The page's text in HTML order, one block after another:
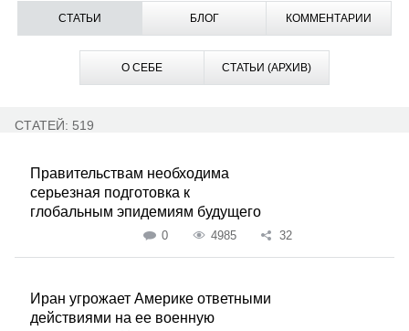
СТАТЬИ БЛОГ КОММЕНТАРИИ
О СЕБЕ СТАТЬИ (АРХИВ)
СТАТЕЙ: 519
Правительствам необходима
серьезная подготовка к
глобальным эпидемиям будущего
0 4985 32
Иран угрожает Америке ответными
действиями на ее военную